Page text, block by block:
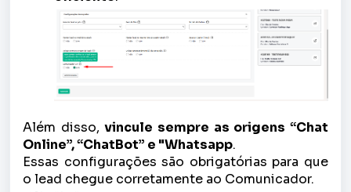
Além disso,vincule sempre as origens “Chat
Online”, “ChatBot” e "Whatsapp.
Essas configurações são obrigatórias para que
o lead chegue corretamente ao Comunicador.